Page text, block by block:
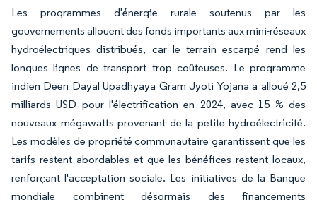
Les programmes d'énergie rurale soutenus par les
gouvernements allouent des fonds importants aux mini-réseaux
hydroélectriques distribués, car le terrain escarpé rend les
longues lignes de transport trop coûteuses. Le programme
indien Deen Dayal Upadhyaya Gram Jyoti Yojana a alloué 2,5
milliards USD pour l'électrification en 2024, avec 15 % des
nouveaux mégawatts provenant de la petite hydroélectricité.
Les modèles de propriété communautaire garantissent que les
tarifs restent abordables et que les bénéfices restent locaux,
renforçant l'acceptation sociale. Les initiatives de la Banque
mondiale combinent désormais des financements